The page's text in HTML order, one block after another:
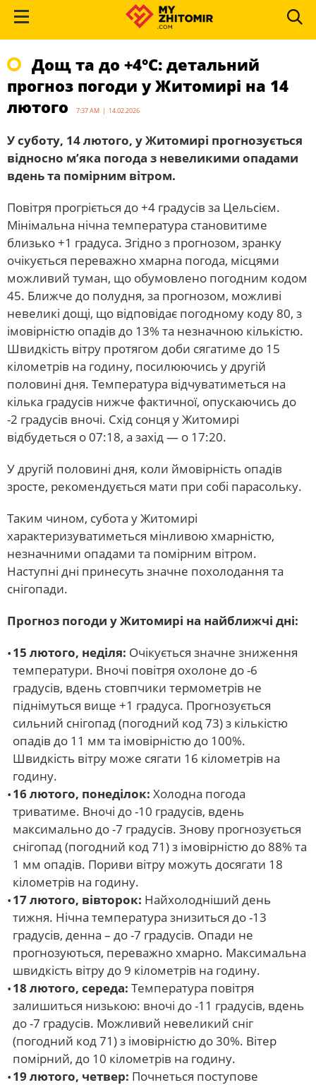
Дощ та до +4°С: детальний
прогноз погоди у Житомирі на 14
лютого
7:37 AM | 14.02.2026
У суботу, 14 лютого, у Житомирі прогнозується
відносно м’яка погода з невеликими опадами
вдень та помірним вітром.
Повітря прогріється до +4 градусів за Цельсієм.
Мінімальна нічна температура становитиме
близько +1 градуса. Згідно з прогнозом, зранку
очікується переважно хмарна погода, місцями
можливий туман, що обумовлено погодним кодом
45. Ближче до полудня, за прогнозом, можливі
невеликі дощі, що відповідає погодному коду 80, з
імовірністю опадів до 13% та незначною кількістю.
Швидкість вітру протягом доби сягатиме до 15
кілометрів на годину, посилюючись у другій
половині дня. Температура відчуватиметься на
кілька градусів нижче фактичної, опускаючись до
-2 градусів вночі. Схід сонця у Житомирі
відбудеться о 07:18, а захід — о 17:20.
У другій половині дня, коли ймовірність опадів
зросте, рекомендується мати при собі парасольку.
Таким чином, субота у Житомирі
характеризуватиметься мінливою хмарністю,
незначними опадами та помірним вітром.
Наступні дні принесуть значне похолодання та
снігопади.
Прогноз погоди у Житомирі на найближчі дні:
15 лютого, неділя: Очікується значне зниження
температури. Вночі повітря охолоне до -6
градусів, вдень стовпчики термометрів не
піднімуться вище +1 градуса. Прогнозується
сильний снігопад (погодний код 73) з кількістю
опадів до 11 мм та імовірністю до 100%.
Швидкість вітру може сягати 16 кілометрів на
годину.
16 лютого, понеділок: Холодна погода
триватиме. Вночі до -10 градусів, вдень
максимально до -7 градусів. Знову прогнозується
снігопад (погодний код 71) з імовірністю до 88% та
1 мм опадів. Пориви вітру можуть досягати 18
кілометрів на годину.
17 лютого, вівторок: Найхолодніший день
тижня. Нічна температура знизиться до -13
градусів, денна – до -7 градусів. Опади не
прогнозуються, переважно хмарно. Максимальна
швидкість вітру до 9 кілометрів на годину.
18 лютого, середа: Температура повітря
залишиться низькою: вночі до -11 градусів, вдень
до -7 градусів. Можливий невеликий сніг
(погодний код 71) з імовірністю до 30%. Вітер
помірний, до 10 кілометрів на годину.
19 лютого, четвер: Почнеться поступове